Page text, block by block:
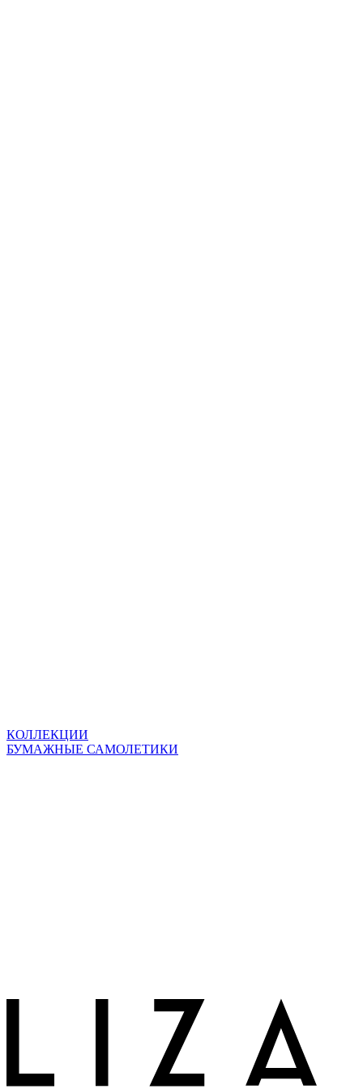
КОЛЛЕКЦИИ
БУМАЖНЫЕ САМОЛЕТИКИ